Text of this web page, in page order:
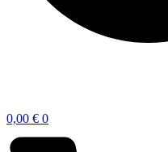
0,00 € 0